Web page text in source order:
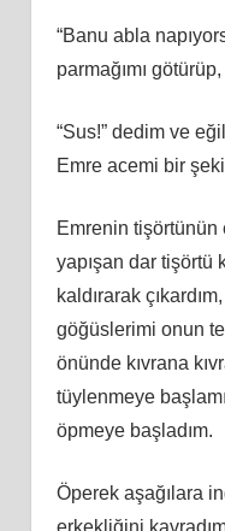
“Banu abla
parmağımı götürüp,
“Sus!” dedim ve
Emre acemi bir
Emrenin tişörtünün
yapışan dar tişörtü
kaldırarak
göğüslerimi onun
önünde kıvrana
tüylenmeye
öpmeye başladım.
Öperek aşağılara
erkekliğini